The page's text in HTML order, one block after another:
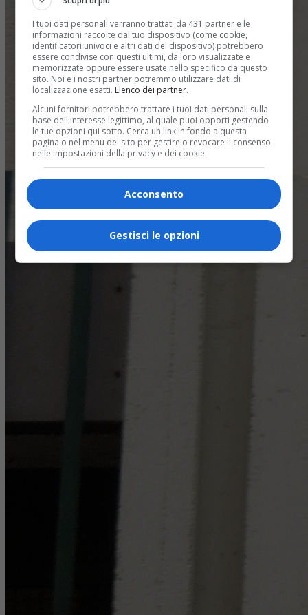
I tuoi dati personali verranno trattati da 431 partner e le
informazioni raccolte dal tuo dispositivo (come cookie,
identificatori univoci e altri dati del dispositivo) potrebbero
essere condivise con questi ultimi, da loro visualizzate e
memorizzate oppure essere usate nello specifico da questo
sito. Noi e i nostri partner potremmo utilizzare dati di
localizzazione esatti. Elenco dei partner.
Alcuni fornitori potrebbero trattare i tuoi dati personali sulla
base dell'interesse legittimo, al quale puoi opporti gestendo
le tue opzioni qui sotto. Cerca un link in fondo a questa
pagina o nel menu del sito per gestire o revocare il consenso
nelle impostazioni della privacy e dei cookie.
Acconsento
Gestisci le opzioni